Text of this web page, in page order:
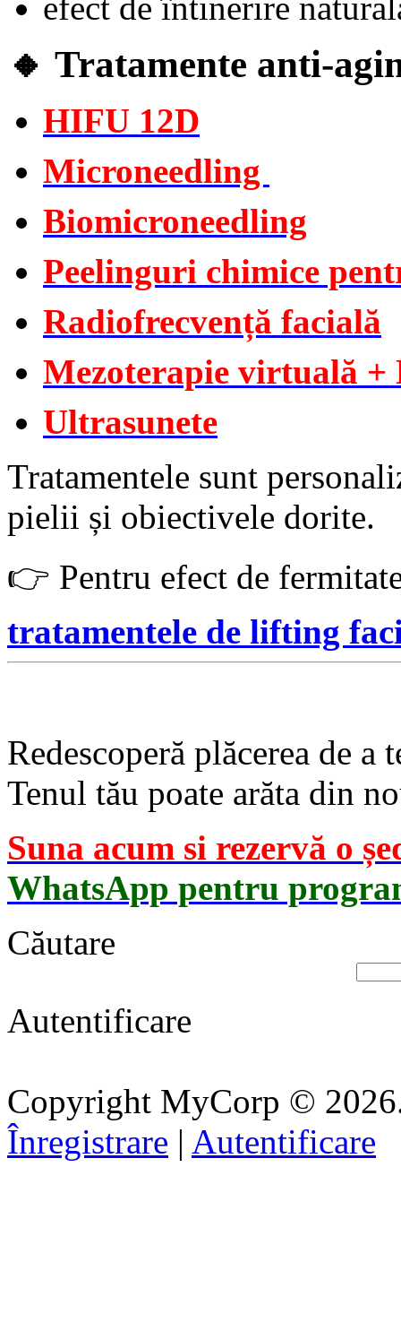
🔸 Tratamente anti-
HIFU 12D
Microneedling
Biomicroneedling
Peelinguri chimice
Radiofrecvență facială
Mezoterapie virtuală +
Ultrasunete
Tratamentele sunt
pielii și obiectivele dorite.
👉 Pentru efect de
tratamentele de lifting
Redescoperă plăcerea de
Tenul tău poate arăta din
Suna acum si rezervă o
WhatsApp pentru
Căutare
Autentificare
Copyright MyCorp © 2026
Înregistrare | Autentificare